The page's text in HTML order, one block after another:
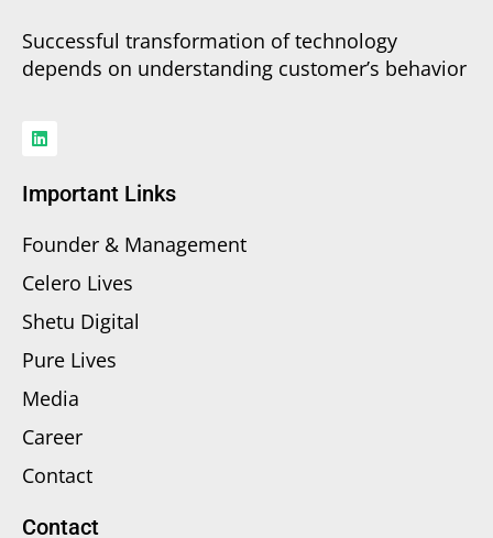
Successful transformation of technology
depends on understanding customer’s behavior
Important Links
Founder & Management
Celero Lives
Shetu Digital
Pure Lives
Media
Career
Contact
Contact